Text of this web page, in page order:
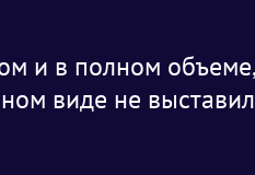
и в полном
виде не